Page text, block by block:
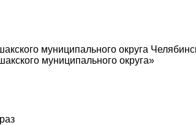
муниципального округа
муниципального округа»